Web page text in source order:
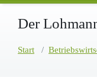
Der
Start /